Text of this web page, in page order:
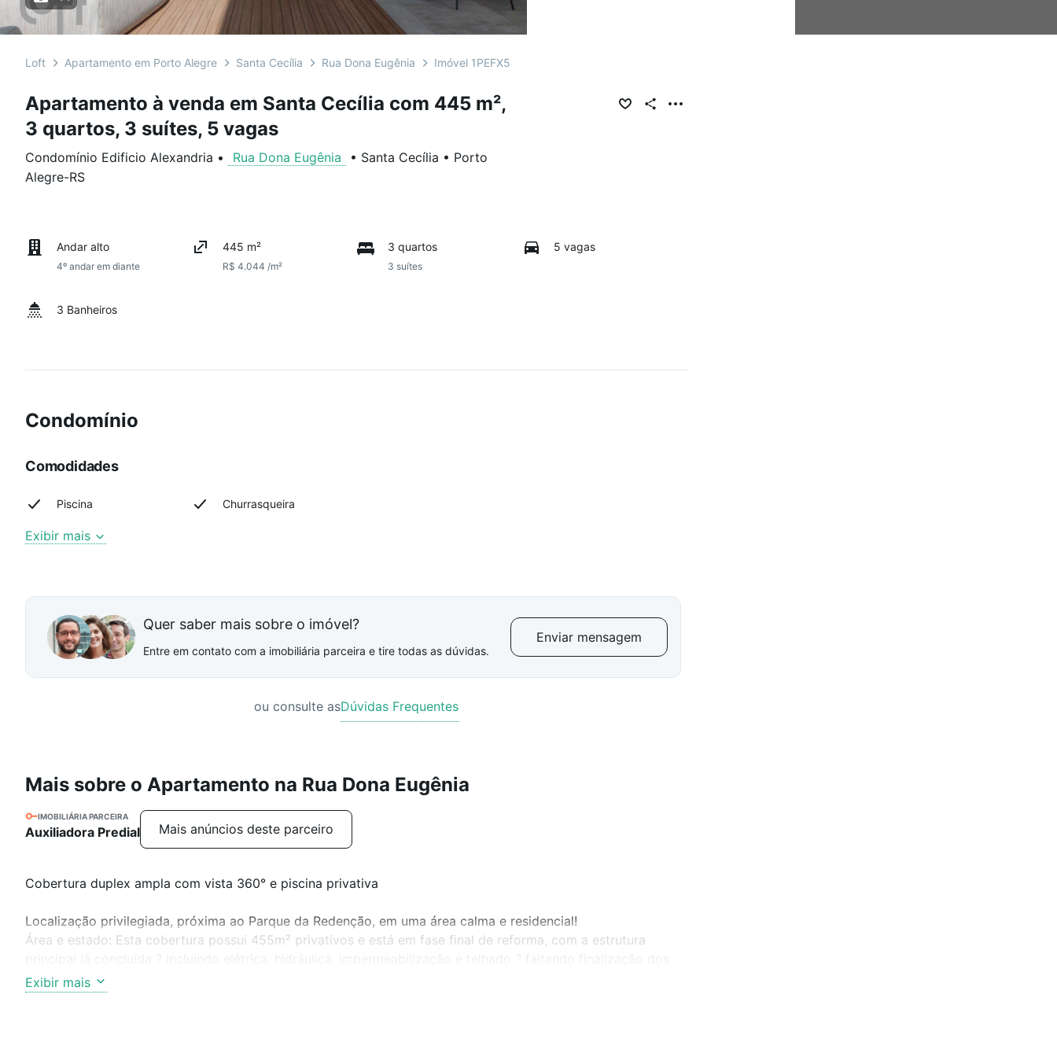
Loft Apartamento em Porto Alegre Santa Cecília Rua Dona Eugênia Imóvel 1PEFX5
Apartamento à venda em Santa Cecília com 445 m²,
3 quartos, 3 suítes, 5 vagas
Condomínio Edificio Alexandria • Rua Dona Eugênia • Santa Cecília • Porto
Alegre-RS
Andar alto
4º andar em diante
445 m²
R$ 4.044 /m²
3 quartos
3 suítes
5 vagas
3 Banheiros
Condomínio
Comodidades
Piscina Churrasqueira
Exibir mais
Quer saber mais sobre o imóvel?
Entre em contato com a imobiliária parceira e tire todas as dúvidas.
Enviar mensagem
ou consulte asDúvidas Frequentes
Mais sobre o Apartamento na Rua Dona Eugênia
IMOBILIÁRIA PARCEIRA
Auxiliadora Predial Mais anúncios deste parceiro
Cobertura duplex ampla com vista 360° e piscina privativa
Localização privilegiada, próxima ao Parque da Redenção, em uma área calma e residencial!
Área e estado: Esta cobertura possui 455m² privativos e está em fase final de reforma, com a estrutura
acabamentos e alguns itens de instalação.
A previsão de conclusão é de até 3 meses, caso o novo proprietário opte por seguir com a obra conforme o
Exibir mais